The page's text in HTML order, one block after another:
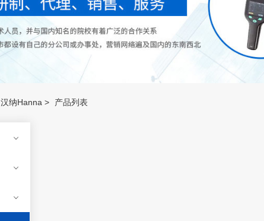
汉纳Hanna > 产品列表